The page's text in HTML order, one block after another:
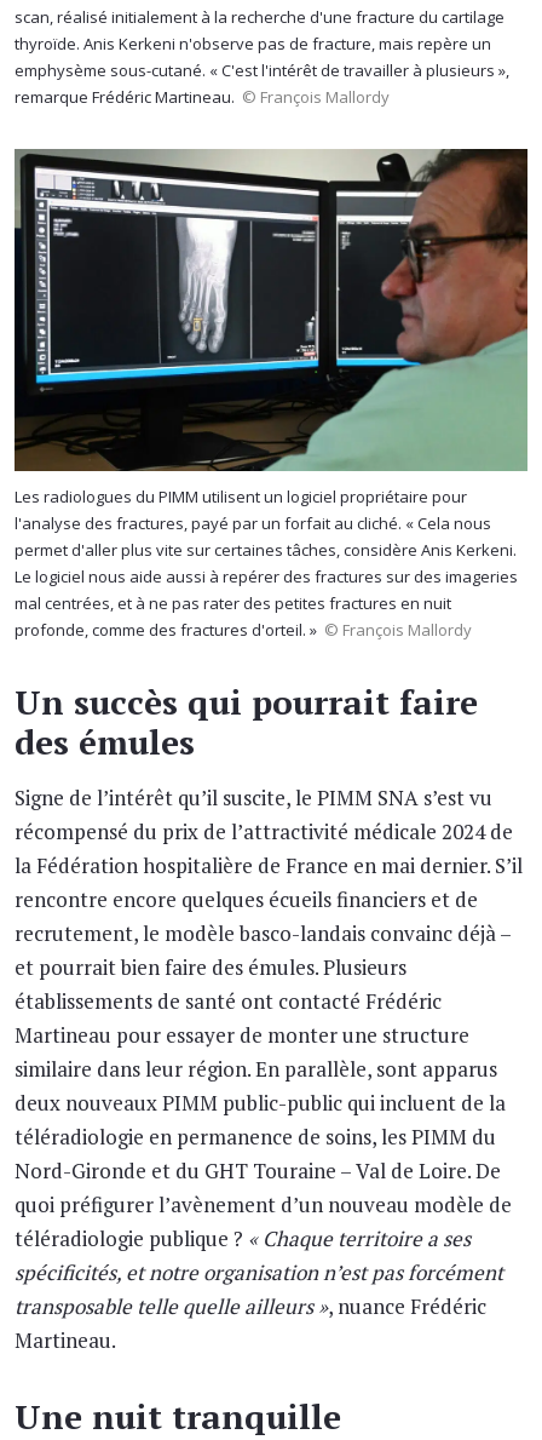
scan, réalisé initialement à la recherche d'une fracture du cartilage
thyroïde. Anis Kerkeni n'observe pas de fracture, mais repère un
emphysème sous-cutané. « C'est l'intérêt de travailler à plusieurs »,
remarque Frédéric Martineau. © François Mallordy
Les radiologues du PIMM utilisent un logiciel propriétaire pour
l'analyse des fractures, payé par un forfait au cliché. « Cela nous
permet d'aller plus vite sur certaines tâches, considère Anis Kerkeni.
Le logiciel nous aide aussi à repérer des fractures sur des imageries
mal centrées, et à ne pas rater des petites fractures en nuit
profonde, comme des fractures d'orteil. » © François Mallordy
Un succès qui pourrait faire
des émules
Signe de l’intérêt qu’il suscite, le PIMM SNA s’est vu
récompensé du prix de l’attractivité médicale 2024 de
la Fédération hospitalière de France en mai dernier. S’il
rencontre encore quelques écueils financiers et de
recrutement, le modèle basco-landais convainc déjà –
et pourrait bien faire des émules. Plusieurs
établissements de santé ont contacté Frédéric
Martineau pour essayer de monter une structure
similaire dans leur région. En parallèle, sont apparus
deux nouveaux PIMM public-public qui incluent de la
téléradiologie en permanence de soins, les PIMM du
Nord-Gironde et du GHT Touraine – Val de Loire. De
quoi préfigurer l’avènement d’un nouveau modèle de
téléradiologie publique ? « Chaque territoire a ses
spécificités, et notre organisation n’est pas forcément
transposable telle quelle ailleurs », nuance Frédéric
Martineau.
Une nuit tranquille